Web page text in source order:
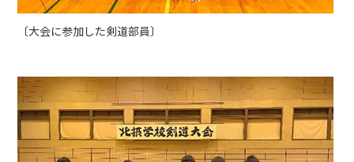
〔大会に参加した剣道部員〕